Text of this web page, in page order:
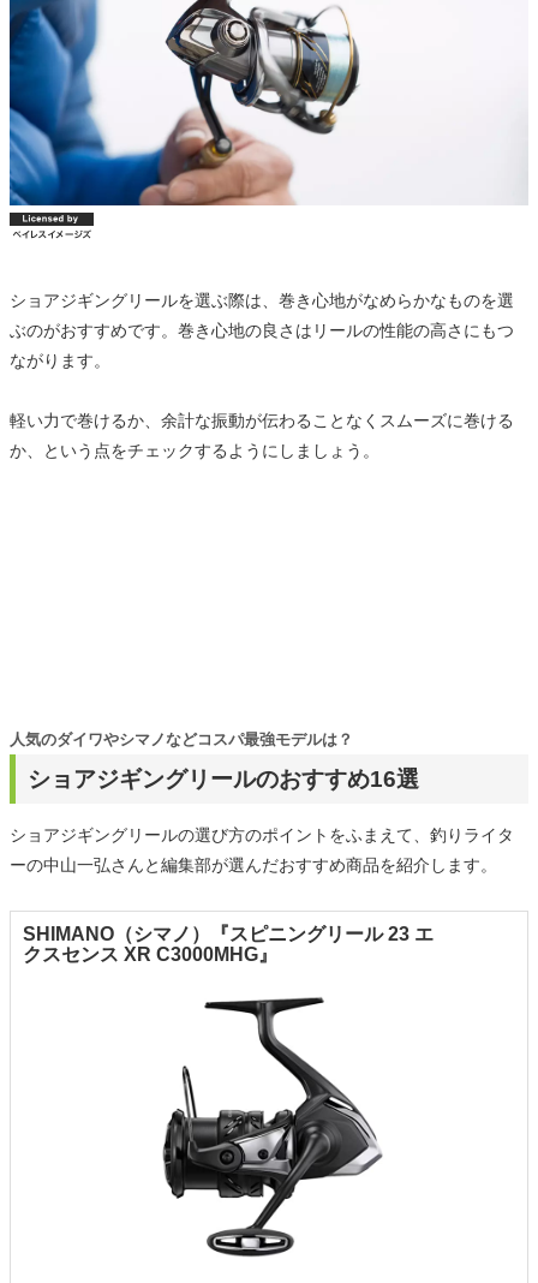
ショアジギングリールを選ぶ際は、巻き心地がなめらかなものを選
ぶのがおすすめです。巻き心地の良さはリールの性能の高さにもつ
ながります。
軽い力で巻けるか、余計な振動が伝わることなくスムーズに巻ける
か、という点をチェックするようにしましょう。
ショアジギングリールのおすすめ16選
人気のダイワやシマノなどコスパ最強モデルは？
ショアジギングリールの選び方のポイントをふまえて、釣りライタ
ーの中山一弘さんと編集部が選んだおすすめ商品を紹介します。
SHIMANO（シマノ）『スピニングリール 23 エ
クスセンス XR C3000MHG』